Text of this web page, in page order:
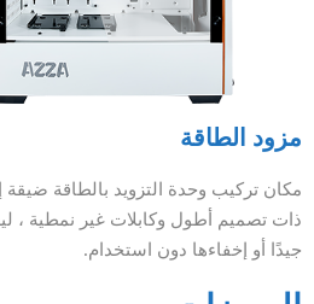
مزود الطاقة
ذات تصميم أطول وكابلات غير نمطية ،
جيدًا أو إخفاءها دون استخدام.